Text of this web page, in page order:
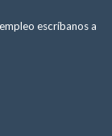
escríbanos a